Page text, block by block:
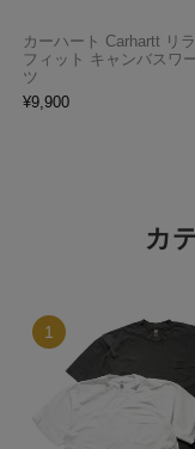
カーハート Carhartt リ
フィット キャンバスワ
ツ
¥9,900
カ